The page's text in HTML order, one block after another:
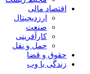
اقتصاد مالی
ارزدیجیتال
صنعت
کارآفرینی
حمل و نقل
حقوق و قضا
زندگی با وب